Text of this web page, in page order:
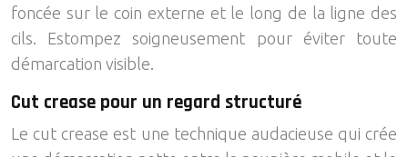
foncée sur le coin externe et le long de la ligne des
cils. Estompez soigneusement pour éviter toute
démarcation visible.
Cut crease pour un regard structuré
Le cut crease est une technique audacieuse qui crée